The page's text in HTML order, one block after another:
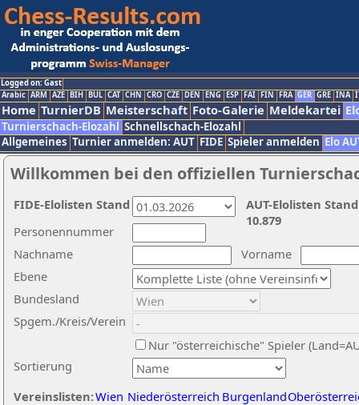
Logged on: Gast
Arabic ARM AZE BIH BUL CAT CHN CRO CZE DEN ENG ESP FAI FIN FRA GER GRE INA
Home TurnierDB Meisterschaft Foto-Galerie Meldekartei
Turnierschach-Elozahl Schnellschach-Elozahl
Allgemeines Turnier anmelden: AUT FIDE Spieler anmelden Elo
Willkommen bei den offiziellen
Nachname
Vorname
Ebene
Sortierung
Personennummer
Bundesland
Spgem./Kreis/Verein
Nur "österreichische" Spieler
Vereinslisten:Wien Niederösterreich Burgenland
AUT-Elolisten
10.879
FIDE-Elolisten Stand